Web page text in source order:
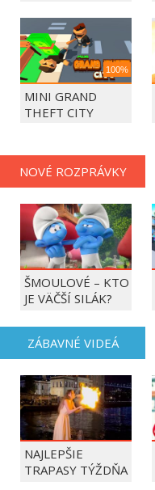
100%
MINI GRAND
THEFT CITY
NOVÉ ROZPRÁVKY
ŠMOULOVÉ – KTO
JE VÄČŠÍ SILÁK?
ZÁBAVNÉ VIDEÁ
NAJLEPŠIE
TRAPASY TÝŽDŇA